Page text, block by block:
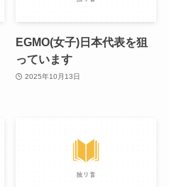
EGMO(女子)日本代表を狙
っています
2025年10月13日